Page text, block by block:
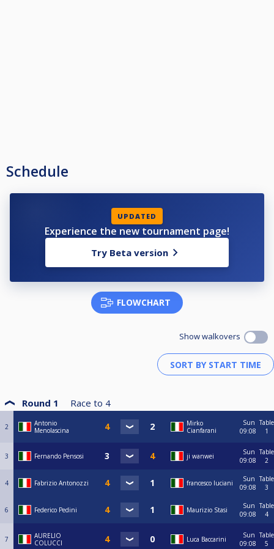
Schedule
UPDATED
Experience the new tournament page!
Try Beta version
FLOWCHART
Show walkovers
Round 1 Race to 4
2
Antonio
Menolascina
Mirko
Cianfarani
Sun
09:08
Table
1
3 Fernando Pensosi ji wanwei
Sun
09:08
Table
2
4 Fabrizio Antonozzi francesco luciani
Sun
09:08
Table
3
6 Federico Pedini Maurizio Stasi
Sun
09:08
Table
4
7
AURELIO
COLUCCI
Luca Baccarini
Sun
09:08
Table
5